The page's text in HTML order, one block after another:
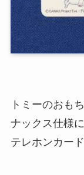
トミーのおも
ナックス仕様
テレホンカード